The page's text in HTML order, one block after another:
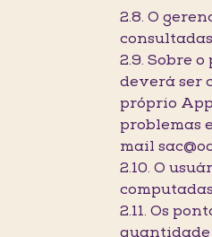
2.8. O
2.9. Sobre
deverá ser
próprio
problemas
mail
2.10. O
2.11. Os
quantidade